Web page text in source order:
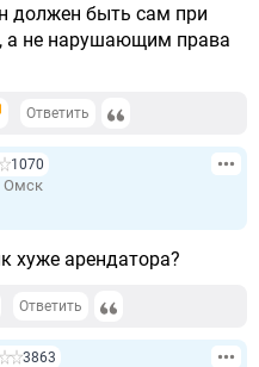
должен быть сам при
а не нарушающим права
Ответить
1070
Омск
хуже арендатора?
Ответить
3863